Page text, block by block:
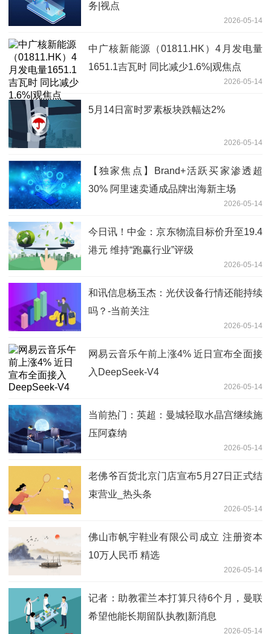
务|视点
2026-05-14
中广核新能源（01811.HK）4月发电量
1651.1吉瓦时 同比减少1.6%|观焦点
2026-05-14
5月14日富时罗素板块跌幅达2%
2026-05-14
【独家焦点】Brand+活跃买家渗透超
30% 阿里速卖通成品牌出海新主场
2026-05-14
今日讯！中金：京东物流目标价升至19.4
港元 维持“跑赢行业”评级
2026-05-14
和讯信息杨玉杰：光伏设备行情还能持续
吗？-当前关注
2026-05-14
网易云音乐午前上涨4% 近日宣布全面接
入DeepSeek-V4
2026-05-14
当前热门：英超：曼城轻取水晶宫继续施
压阿森纳
2026-05-14
老佛爷百货北京门店宣布5月27日正式结
束营业_热头条
2026-05-14
佛山市帆宇鞋业有限公司成立 注册资本
10万人民币 精选
2026-05-14
记者：助教霍兰本打算只待6个月，曼联
希望他能长期留队执教|新消息
2026-05-14